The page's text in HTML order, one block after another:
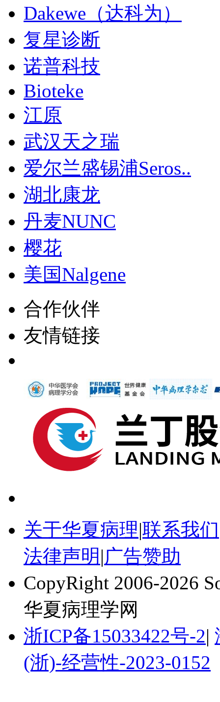
Dakewe（达科为）
复星诊断
诺普科技
Bioteke
江原
武汉天之瑞
爱尔兰盛锡浦Seros..
湖北康龙
丹麦NUNC
樱花
美国Nalgene
合作伙伴
友情链接
关于华夏病理|联系我们
法律声明 |广告赞助
CopyRight 2006-2026
华夏病理学网
浙ICP备15033422号-2|
(浙)-经营性-2023-0152